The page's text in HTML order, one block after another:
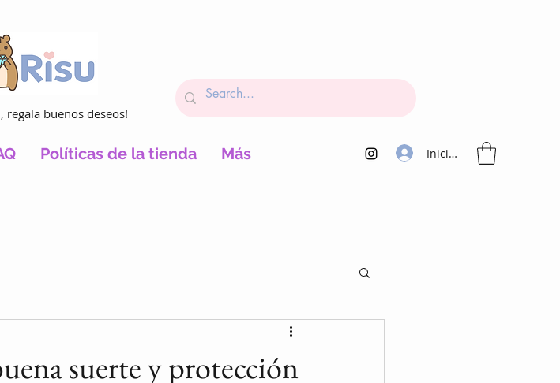
regala buenos deseos!
Políticas de la tienda Más Iniciar sesión
suerte y protección